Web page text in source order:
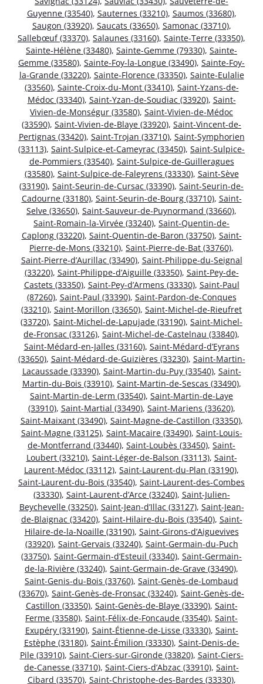
Guyenne (33540), Sauternes (33210), Saumos (33680),
Saugon (33920), Saucats (33650), Samonac (33710),
Sallebœuf (33370), Salaunes (33160), Sainte-Terre (33350),
Sainte-Hélène (33480), Sainte-Gemme (79330), Sainte-
Gemme (33580), Sainte-Foy-la-Longue (33490), Sainte-Foy-
la-Grande (33220), Sainte-Florence (33350), Sainte-Eulalie
(33560), Sainte-Croix-du-Mont (33410), Saint-Yzans-de-
Médoc (33340), Saint-Yzan-de-Soudiac (33920), Saint-
Vivien-de-Monségur (33580), Saint-Vivien-de-Médoc
(33590), Saint-Vivien-de-Blaye (33920), Saint-Vincent-de-
Pertignas (33420), Saint-Trojan (33710), Saint-Symphorien
(33113), Saint-Sulpice-et-Cameyrac (33450), Saint-Sulpice-
de-Pommiers (33540), Saint-Sulpice-de-Guilleragues
(33580), Saint-Sulpice-de-Faleyrens (33330), Saint-Sève
(33190), Saint-Seurin-de-Cursac (33390), Saint-Seurin-de-
Cadourne (33180), Saint-Seurin-de-Bourg (33710), Saint-
Selve (33650), Saint-Sauveur-de-Puynormand (33660),
Saint-Romain-la-Virvée (33240), Saint-Quentin-de-
Caplong (33220), Saint-Quentin-de-Baron (33750), Saint-
Pierre-de-Mons (33210), Saint-Pierre-de-Bat (33760),
Saint-Pierre-d’Aurillac (33490), Saint-Philippe-du-Seignal
(33220), Saint-Philippe-d’Aiguille (33350), Saint-Pey-de-
Castets (33350), Saint-Pey-d’Armens (33330), Saint-Paul
(87260), Saint-Paul (33390), Saint-Pardon-de-Conques
(33210), Saint-Morillon (33650), Saint-Michel-de-Rieufret
(33720), Saint-Michel-de-Lapujade (33190), Saint-Michel-
de-Fronsac (33126), Saint-Michel-de-Castelnau (33840),
Saint-Médard-en-Jalles (33160), Saint-Médard-d’Eyrans
(33650), Saint-Médard-de-Guizières (33230), Saint-Martin-
Lacaussade (33390), Saint-Martin-du-Puy (33540), Saint-
Martin-du-Bois (33910), Saint-Martin-de-Sescas (33490),
Saint-Martin-de-Lerm (33540), Saint-Martin-de-Laye
(33910), Saint-Martial (33490), Saint-Mariens (33620),
Saint-Maixant (33490), Saint-Magne-de-Castillon (33350),
Saint-Magne (33125), Saint-Macaire (33490), Saint-Louis-
de-Montferrand (33440), Saint-Loubès (33450), Saint-
Loubert (33210), Saint-Léger-de-Balson (33113), Saint-
Laurent-Médoc (33112), Saint-Laurent-du-Plan (33190),
Saint-Laurent-du-Bois (33540), Saint-Laurent-des-Combes
(33330), Saint-Laurent-d’Arce (33240), Saint-Julien-
Beychevelle (33250), Saint-Jean-d’Illac (33127), Saint-Jean-
de-Blaignac (33420), Saint-Hilaire-du-Bois (33540), Saint-
Hilaire-de-la-Noaille (33190), Saint-Girons-d’Aiguevives
(33920), Saint-Gervais (33240), Saint-Germain-du-Puch
(33750), Saint-Germain-d’Esteuil (33340), Saint-Germain-
de-la-Rivière (33240), Saint-Germain-de-Grave (33490),
Saint-Genis-du-Bois (33760), Saint-Genès-de-Lombaud
(33670), Saint-Genès-de-Fronsac (33240), Saint-Genès-de-
Castillon (33350), Saint-Genès-de-Blaye (33390), Saint-
Ferme (33580), Saint-Félix-de-Foncaude (33540), Saint-
Exupéry (33190), Saint-Étienne-de-Lisse (33330), Saint-
Estèphe (33180), Saint-Émilion (33330), Saint-Denis-de-
Pile (33910), Saint-Ciers-sur-Gironde (33820), Saint-Ciers-
de-Canesse (33710), Saint-Ciers-d’Abzac (33910), Saint-
Cibard (33570), Saint-Christophe-des-Bardes (33330),